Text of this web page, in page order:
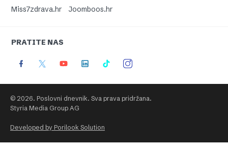
Miss7zdrava.hr
Joomboos.hr
PRATITE NAS
© 2026. Poslovni dnevnik. Sva prava pridržana.
Styria Media Group AG
Developed by Porilook Solution